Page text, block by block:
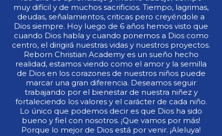
muy difícil y de muchos sacrificios. Tiempo, lagrimas,
deudas, señalamientos, criticas pero creyéndole a
Dios siempre. Hoy luego de 6 años hemos visto que
cuando Dios habla y cuando ponemos a Dios como
centro, el dirigirá nuestras vidas y nuestros proyectos.
Reborn Christian Academy es un sueño hecho
realidad, estamos viendo como el amor y la semilla
de Dios en los corazones de nuestros niños puede
marcar una gran diferencia. Deseamos seguir
trabajando por el bienestar de nuestra niñez y
fortaleciendo los valores y el carácter de cada niño.
Lo único que podemos decir es que Dios ha sido
bueno y fiel con nosotros. ¡Que vamos por más!
Porque lo mejor de Dios está por venir. ¡Aleluya!